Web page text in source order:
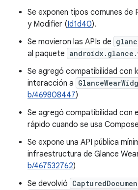
Se exponen tipos comunes de
y Modifier (Id1d40).
Se movieron las APIs de
al paquete
Se agregó compatibilidad con
interacción a
b/469808447)
Se agregó compatibilidad con
rápido cuando se usa
Se expone una API pública
infraestructura de Glance
b/467532762)
Se devolvió